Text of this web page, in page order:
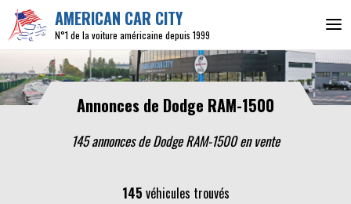
AMERICAN CAR CITY
N°1 de la voiture américaine depuis 1999
Annonces de Dodge RAM-1500
145 annonces de Dodge RAM-1500 en vente
145 véhicules trouvés